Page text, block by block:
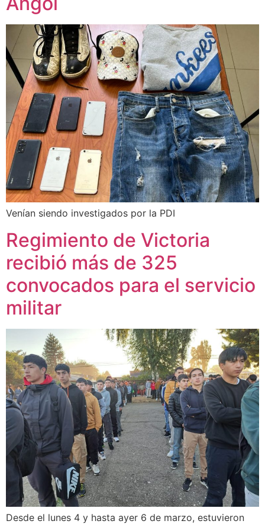
Venían siendo investigados por la PDI
Regimiento de Victoria
recibió más de 325
convocados para el servicio
militar
Desde el lunes 4 y hasta ayer 6 de marzo, estuvieron